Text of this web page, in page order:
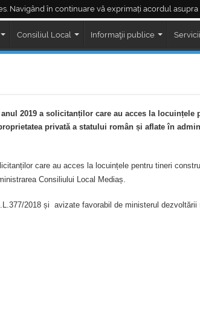
Navigând în continuare vă exprimați acordul
Piața Regele Ferdinand Piața Corneliu Coposu
Consiliul Local Informaţii publice
2019 a solicitanților care au acces la
privată a statului român și aflate în
care au acces la locuințele pentru tineri
Consiliului Local Mediaș.
2018 și avizate favorabil de ministerul